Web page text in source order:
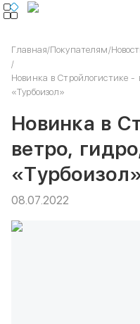
Главная/Покупателям/
/
Новинка в Стройлогистике -
«Турбоизол»
Новинка в
ветро,
08.07.2022